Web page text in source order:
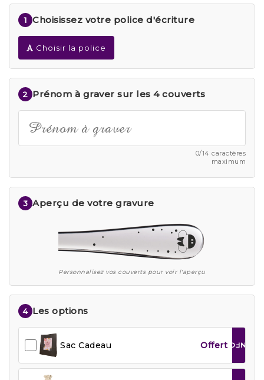
1 Choisissez votre police d'écriture
Choisir la police
2 Prénom à graver sur les 4 couverts
0/14 caractères
maximum
3 Aperçu de votre gravure
Personnalisez vos couverts pour voir l'aperçu
4 Les options
Sac Cadeau Offert INFO